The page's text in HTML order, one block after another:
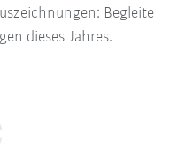
Begleite
dieses Jahres.